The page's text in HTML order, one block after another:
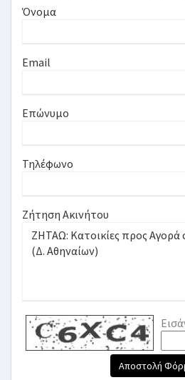
Όνομα
Email
Επώνυμο
Τηλέφωνο
Ζήτηση Ακινήτου
Αποστολή